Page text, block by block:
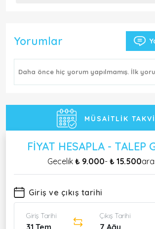
Yorumlar
Daha önce hiç yorum yapılmamış. İlk
MÜSAITLIK
FIYAT HESAPLA - TALEP
Gecelik ₺ 9.000- ₺ 15.500
Giriş ve çıkış tarihi
Giriş Tarihi
31 Tem
Çıkış Tarihi
7 Ağu